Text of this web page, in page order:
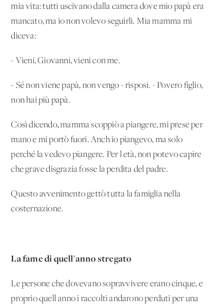
mia vita: tutti uscivano dalla camera dove mio papà era
mancato, ma io non volevo seguirli. Mia mamma mi
diceva:
- Vieni, Giovanni, vieni con me.
- Sé non viene papà, non vengo - risposi. - Povero figlio,
non hai più papà.
Così dicendo, mamma scoppiò a piangere, mi prese per
mano e mi portò fuori. Anch'io piangevo, ma solo
perché la vedevo piangere. Per l'età, non potevo capire
che grave disgrazia fosse la perdita del padre.
Questo avvenimento gettò tutta la famiglia nella
costernazione.
La fame di quell'anno stregato
Le persone che dovevano sopravvivere erano cinque, e
proprio quell'anno i raccolti andarono perduti per una